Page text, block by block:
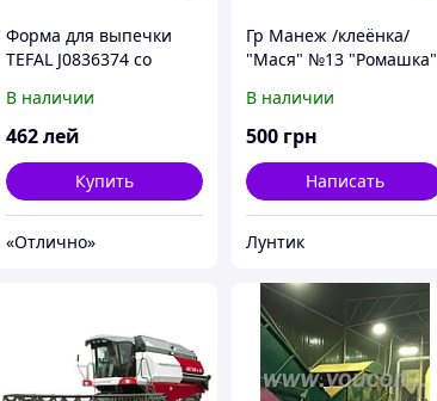
Форма для выпечки
TEFAL J0836374 со
В наличии
462лей
Купить
«Отлично»
Гр Манеж /клеёнка/
"Мася" №13 "Ромашка"
квадратный, мягкое
дно, крупная сетка.
В наличии
500 грн
Написать
Лунтик